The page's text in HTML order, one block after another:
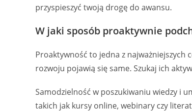
przyspieszyć twoją drogę do awansu.
W jaki sposób proaktywnie
Proaktywność to jedna z najważniejszych
rozwoju pojawią się same. Szukaj ich
Samodzielność w poszukiwaniu wiedzy i
takich jak kursy online, webinary czy